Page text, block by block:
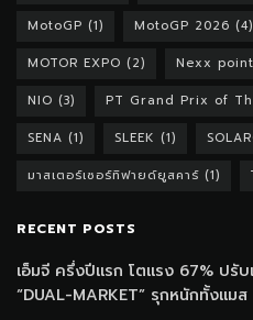
MotoGP (1) MotoGP 2026 (4)
MOTOR EXPO (2) Nexx point
NIO (3) PT Grand Prix of
SENA (1) SLEEK (1)
มาสเตอร์เซอร์ทิฟายด์ยูสคาร์ (1)
RECENT POSTS
เอ็มจี ครึ่งปีแรก โตแรง 67% ปรั
“DUAL-MARKET” รุกหนักทั้งแมส